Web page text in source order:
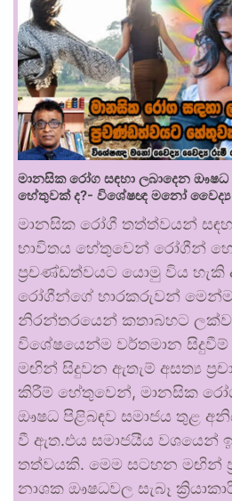
මානසික රෝග සඳහා ලබාදෙන
හේතුවක් ද?- විශේෂඥ මනෝ
මානසික රෝගී තත්ත්වයන්
භාවිතය හේතුවෙන් රෝගීන්
ප්‍රචණ්ඩත්වයට යොමු විය හැකි
රෝගීන්ගේ භාරකරුවන් මෙන්ම
නිරන්තරයෙන් කතාබහට
විශේෂයෙන්ම වර්තමාන
මඟින් සිදුවන ඇතැම් අසත්‍ය
කිරීම් හේතුවෙන්, මානසික රෝග
ඖෂධ පිළිබඳව සමාජය තුළ
වී ඇත.එය සමාජයීය වශයෙන්
තත්වයකි. මෙම සටහන මඟින්
නාශක ඖෂධවල සැබෑ